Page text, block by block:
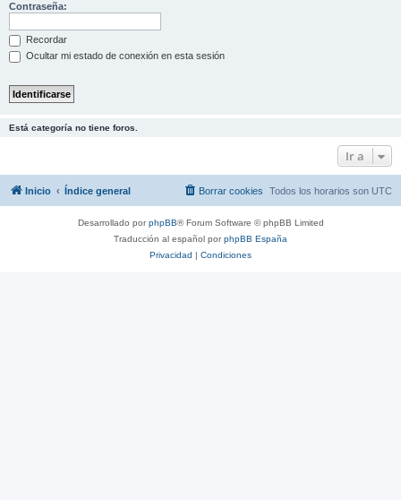
Contraseña:
Recordar
Ocultar mi estado de conexión en esta sesión
Está categoría no tiene foros.
Ir a
Inicio Índice general Todos los horarios son UTC
Borrar cookies
Desarrollado porphpBB® Forum Software © phpBB Limited
Traducción al español porphpBB España
Privacidad | Condiciones